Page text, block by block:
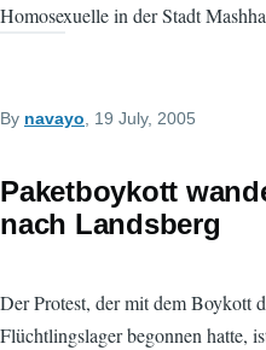
Homosexuelle in der Stadt
By navayo , 19 July, 2005
Paketboykott
nach Landsberg
Der Protest, der mit dem Boykott
Flüchtlingslager begonnen hatte,